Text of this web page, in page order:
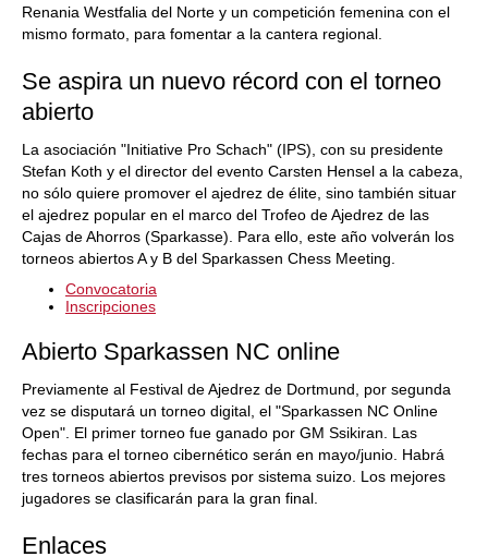
Renania Westfalia del Norte y un competición femenina con el
mismo formato, para fomentar a la cantera regional.
Se aspira un nuevo récord con el torneo
abierto
La asociación "Initiative Pro Schach" (IPS), con su presidente
Stefan Koth y el director del evento Carsten Hensel a la cabeza,
no sólo quiere promover el ajedrez de élite, sino también situar
el ajedrez popular en el marco del Trofeo de Ajedrez de las
Cajas de Ahorros (Sparkasse). Para ello, este año volverán los
torneos abiertos A y B del Sparkassen Chess Meeting.
Convocatoria
Inscripciones
Abierto Sparkassen NC online
Previamente al Festival de Ajedrez de Dortmund, por segunda
vez se disputará un torneo digital, el "Sparkassen NC Online
Open". El primer torneo fue ganado por GM Ssikiran. Las
fechas para el torneo cibernético serán en mayo/junio. Habrá
tres torneos abiertos previsos por sistema suizo. Los mejores
jugadores se clasificarán para la gran final.
Enlaces